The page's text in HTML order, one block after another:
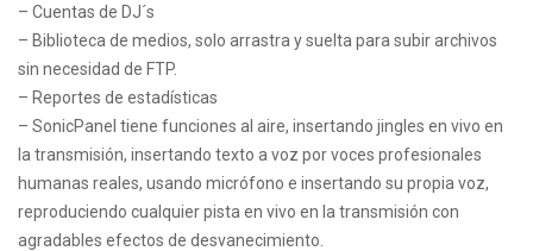
– Cuentas de DJ´s
– Biblioteca de medios, solo arrastra y suelta para subir archivos
sin necesidad de FTP.
– Reportes de estadísticas
– SonicPanel tiene funciones al aire, insertando jingles en vivo en
la transmisión, insertando texto a voz por voces profesionales
humanas reales, usando micrófono e insertando su propia voz,
reproduciendo cualquier pista en vivo en la transmisión con
agradables efectos de desvanecimiento.